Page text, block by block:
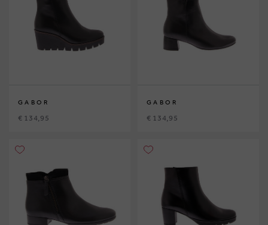
GABOR
€ 134,95
GABOR
€ 134,95